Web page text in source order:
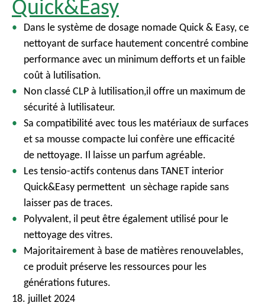
Quick&Easy
Dans le système de dosage nomade Quick & Easy, ce
nettoyant de surface hautement concentré combine
performance avec un minimum defforts et un faible
coût à lutilisation.
Non classé CLP à lutilisation,il offre un maximum de
sécurité à lutilisateur.
Sa compatibilité avec tous les matériaux de surfaces
et sa mousse compacte lui confère une efficacité
de nettoyage. Il laisse un parfum agréable.
Les tensio-actifs contenus dans TANET interior
Quick&Easy permettent un sèchage rapide sans
laisser pas de traces.
Polyvalent, il peut être également utilisé pour le
nettoyage des vitres.
Majoritairement à base de matières renouvelables,
ce produit préserve les ressources pour les
générations futures.
18. juillet 2024